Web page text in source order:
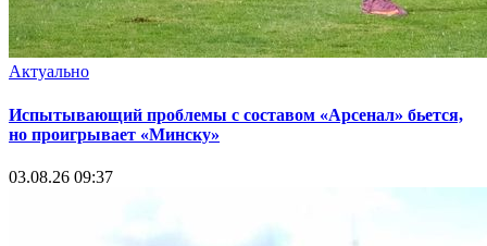
Актуально
Испытывающий проблемы с составом «Арсенал» бьется,
но проигрывает «Минску»
03.08.26 09:37